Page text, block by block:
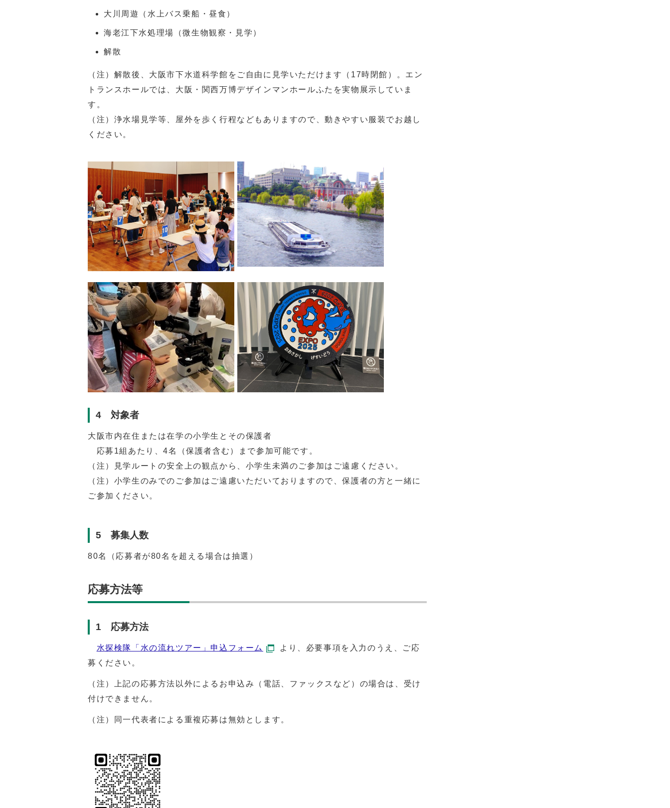
大川周遊（水上バス乗船・昼食）
海老江下水処理場（微生物観察・見学）
解散
（注）解散後、大阪市下水道科学館をご自由に見学いただけます（17時閉館）。エン
トランスホールでは、大阪・関西万博デザインマンホールふたを実物展示していま
す。
（注）浄水場見学等、屋外を歩く行程などもありますので、動きやすい服装でお越し
ください。
4 対象者
大阪市内在住または在学の小学生とその保護者
応募1組あたり、4名（保護者含む）まで参加可能です。
（注）見学ルートの安全上の観点から、小学生未満のご参加はご遠慮ください。
（注）小学生のみでのご参加はご遠慮いただいておりますので、保護者の方と一緒に
ご参加ください。
5 募集人数
80名（応募者が80名を超える場合は抽選）
応募方法等
1 応募方法
水探検隊「水の流れツアー」申込フォーム
より、必要事項を入力のうえ、ご応
募ください。
（注）上記の応募方法以外によるお申込み（電話、ファックスなど）の場合は、受け
付けできません。
（注）同一代表者による重複応募は無効とします。